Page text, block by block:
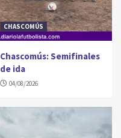
CHASCOMÚS
Chascomús: Semifinales
de ida
04/08/2026